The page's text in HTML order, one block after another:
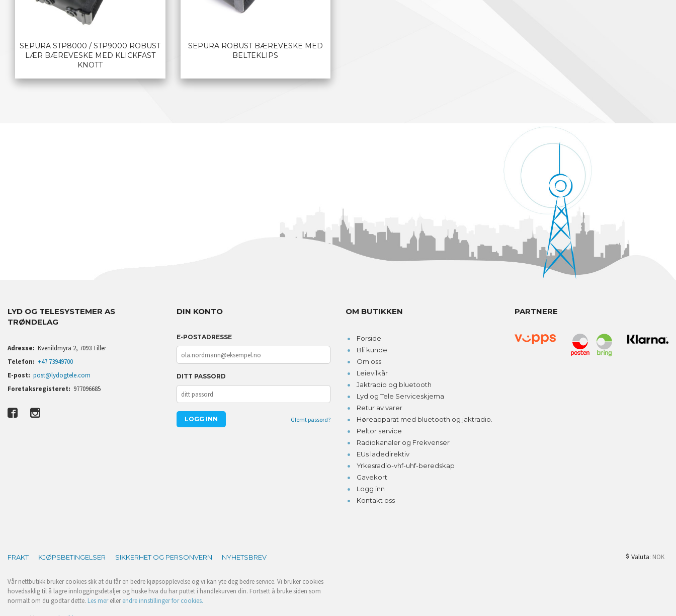
SEPURA STP8000 / STP9000 ROBUST
LÆR BÆREVESKE MED KLICKFAST
KNOTT
SEPURA ROBUST BÆREVESKE MED
BELTEKLIPS
LYD OG TELESYSTEMER AS
TRØNDELAG
Adresse: Kvenildmyra 2, 7093 Tiller
Telefon: +47 73949700
E-post: post@lydogtele.com
Foretaksregisteret: 977096685
DIN KONTO
E-POSTADRESSE
DITT PASSORD
Glemt passord?
OM BUTIKKEN
Forside
Bli kunde
Om oss
Leievilkår
Jaktradio og bluetooth
Lyd og Tele Serviceskjema
Retur av varer
Høreapparat med bluetooth og jaktradio.
Peltor service
Radiokanaler og Frekvenser
EUs ladedirektiv
Yrkesradio-vhf-uhf-beredskap
Gavekort
Logg inn
Kontakt oss
PARTNERE
Valuta: NOK
FRAKT KJØPSBETINGELSER SIKKERHET OG PERSONVERN NYHETSBREV
Vår nettbutikk bruker cookies slik at du får en bedre kjøpsopplevelse og vi kan yte deg bedre service. Vi bruker cookies
hovedsaklig til å lagre innloggingsdetaljer og huske hva du har puttet i handlekurven din. Fortsett å bruke siden som
normalt om du godtar dette. Les merellerendre innstillinger for cookies.